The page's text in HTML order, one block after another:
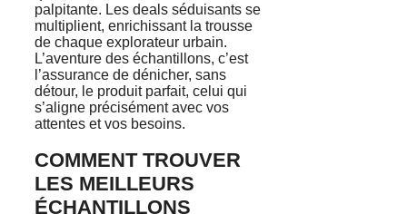
palpitante. Les deals séduisants se
multiplient, enrichissant la trousse
de chaque explorateur urbain.
L’aventure des échantillons, c’est
l’assurance de dénicher, sans
détour, le produit parfait, celui qui
s’aligne précisément avec vos
attentes et vos besoins.
COMMENT TROUVER
LES MEILLEURS
ÉCHANTILLONS